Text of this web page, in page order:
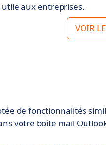
aux entreprises.
VOIR
de fonctionnalités
votre boîte mail